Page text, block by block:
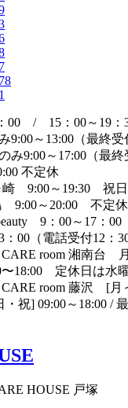
00 / 15：00～19：
～13:00（最終受
9:00～17:00（最終
不定休
9:00～19:30 祝日
9:00～20:00 不定休
9：00～17：00
：00（電話受付12：
room 湘南台
18:00 定休日は水
room 藤沢 [月
祝] 09:00～18:00 /
HOUSE 戸塚